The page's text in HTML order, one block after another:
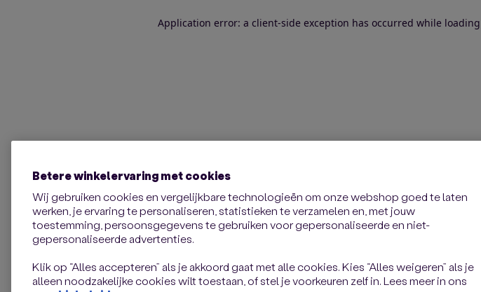
Application error: a client-side exception has occurred while loading
Betere winkelervaring met cookies
Wij gebruiken cookies en vergelijkbare technologieën om onze webshop goed te laten
werken, je ervaring te personaliseren, statistieken te verzamelen en, met jouw
toestemming, persoonsgegevens te gebruiken voor gepersonaliseerde en niet-
gepersonaliseerde advertenties.
Klik op “Alles accepteren” als je akkoord gaat met alle cookies. Kies “Alles weigeren” als je
alleen noodzakelijke cookies wilt toestaan, of stel je voorkeuren zelf in. Lees meer in ons